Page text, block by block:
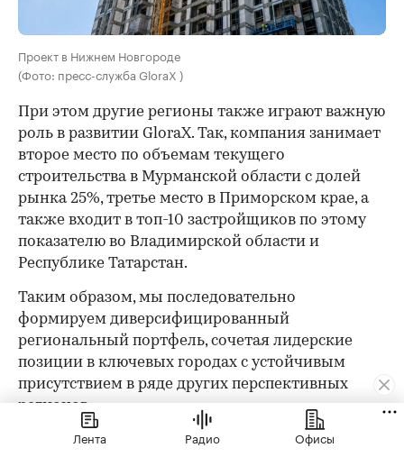
Проект в Нижнем Новгороде
(Фото: пресс-служба GloraX )
При этом другие регионы также играют важную
роль в развитии GloraX. Так, компания занимает
второе место по объемам текущего
строительства в Мурманской области с долей
рынка 25%, третье место в Приморском крае, а
также входит в топ-10 застройщиков по этому
показателю во Владимирской области и
Республике Татарстан.
Таким образом, мы последовательно
формируем диверсифицированный
региональный портфель, сочетая лидерские
позиции в ключевых городах с устойчивым
присутствием в ряде других перспективных
регионов.
Лента Радио Офисы